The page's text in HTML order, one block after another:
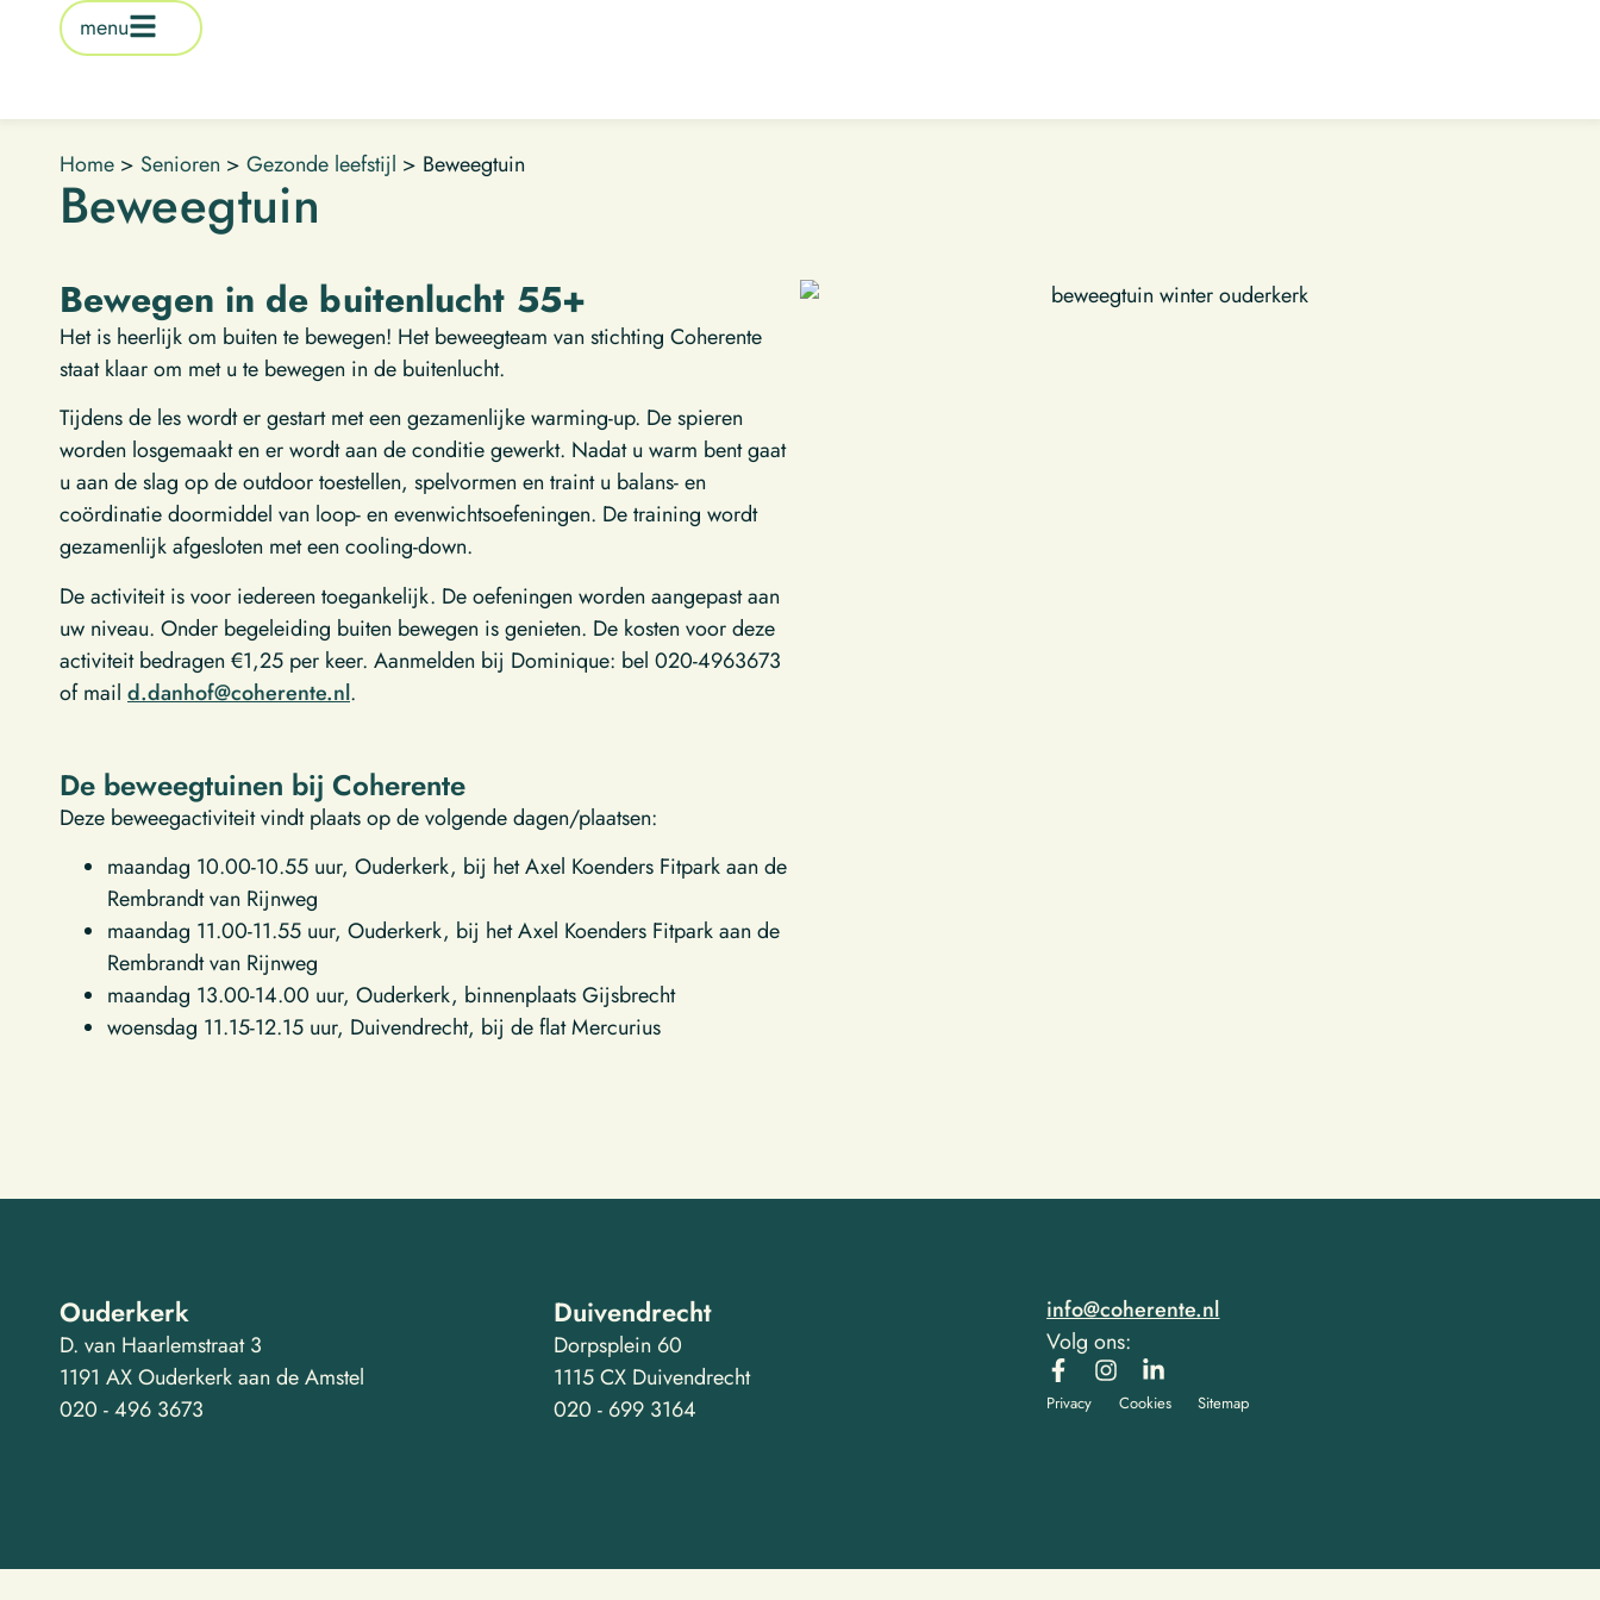
inhoud
menu
Home > Senioren > Gezonde leefstijl > Beweegtuin
Beweegtuin
Bewegen in de buitenlucht 55+
Het is heerlijk om buiten te bewegen! Het beweegteam van stichting Coherente
staat klaar om met u te bewegen in de buitenlucht.
Tijdens de les wordt er gestart met een gezamenlijke warming-up. De spieren
worden losgemaakt en er wordt aan de conditie gewerkt. Nadat u warm bent gaat
u aan de slag op de outdoor toestellen, spelvormen en traint u balans- en
coördinatie doormiddel van loop- en evenwichtsoefeningen. De training wordt
gezamenlijk afgesloten met een cooling-down.
De activiteit is voor iedereen toegankelijk. De oefeningen worden aangepast aan
uw niveau. Onder begeleiding buiten bewegen is genieten. De kosten voor deze
activiteit bedragen €1,25 per keer. Aanmelden bij Dominique: bel 020-4963673
of mail d.danhof@coherente.nl.
De beweegtuinen bij Coherente
Deze beweegactiviteit vindt plaats op de volgende dagen/plaatsen:
maandag 10.00-10.55 uur, Ouderkerk, bij het Axel Koenders Fitpark aan de
Rembrandt van Rijnweg
maandag 11.00-11.55 uur, Ouderkerk, bij het Axel Koenders Fitpark aan de
Rembrandt van Rijnweg
maandag 13.00-14.00 uur, Ouderkerk, binnenplaats Gijsbrecht
woensdag 11.15-12.15 uur, Duivendrecht, bij de flat Mercurius
Ouderkerk
D. van Haarlemstraat 3
1191 AX Ouderkerk aan de Amstel
020 - 496 3673
Duivendrecht
Dorpsplein 60
1115 CX Duivendrecht
020 - 699 3164
info@coherente.nl
Volg ons:
Privacy Cookies Sitemap